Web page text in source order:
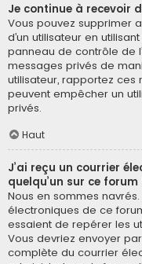
Je continue à recevoir
Vous pouvez supprimer
d’un utilisateur en
panneau de contrôle de
messages privés de
utilisateur, rapportez ces
peuvent empêcher un
privés.
Haut
J’ai reçu un courrier
quelqu’un sur ce forum
Nous en sommes
électroniques de ce
essaient de repérer les
Vous devriez envoyer
complète du courrier